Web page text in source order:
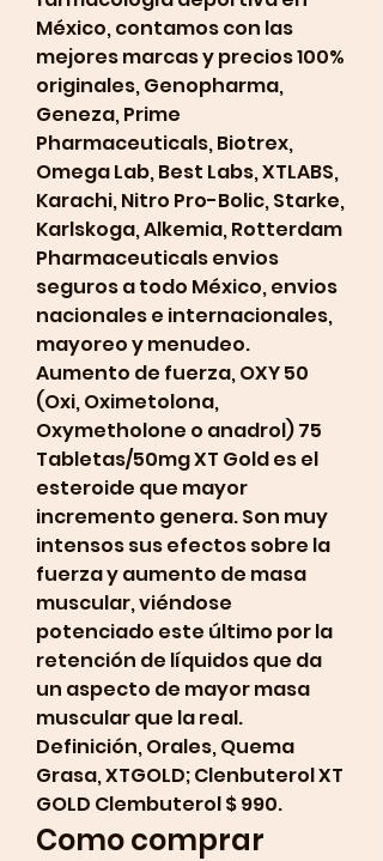
México, contamos con las
mejores marcas y precios 100%
originales, Genopharma,
Geneza, Prime
Pharmaceuticals, Biotrex,
Omega Lab, Best Labs, XTLABS,
Karachi, Nitro Pro-Bolic, Starke,
Karlskoga, Alkemia, Rotterdam
Pharmaceuticals envios
seguros a todo México, envios
nacionales e internacionales,
mayoreo y menudeo.
Aumento de fuerza, OXY 50
(Oxi, Oximetolona,
Oxymetholone o anadrol) 75
Tabletas/50mg XT Gold es el
esteroide que mayor
incremento genera. Son muy
intensos sus efectos sobre la
fuerza y aumento de masa
muscular, viéndose
potenciado este último por la
retención de líquidos que da
un aspecto de mayor masa
muscular que la real.
Definición, Orales, Quema
Grasa, XTGOLD; Clenbuterol XT
GOLD Clembuterol $ 990.
Como comprar